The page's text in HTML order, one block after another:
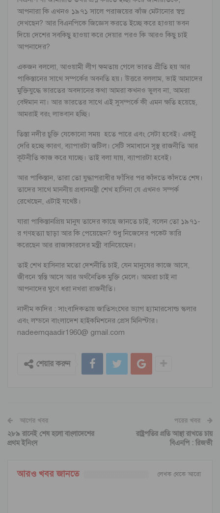
আপনারা কি এখনও ১৯৭১ সালে পরাজয়ের ঝাঁজ মেটানোর স্বপ্ন
দেখছেন? আর বিএনপিকে জিজ্ঞেস করতে ইচ্ছে করে হাওয়া ভবন
দিয়ে দেশের সবকিছু হাওয়া করে দেয়ার পরও কি আরও কিছু চাই
আপনাদের?
একজন বললো, আওয়ামী লীগ ক্ষমতায় গেলে ভারত প্রীতি হয় আর
পাকিস্তানের সাথে সম্পর্কের অবনতি হয়। উত্তরে বললাম, ভাই আমাদের
মুক্তিযুদ্ধে ভারতের অবদানের কথা আমরা কখনও ভুলব না, আমরা
বেঈমান না। আর ভারতের সাথে এই সুসম্পর্কে কী এমন ক্ষতি হয়েছে,
আমরাই বরং লাভবান হচ্ছি।
তিস্তা নদীর চুক্তি যেকোনো সময় হতে পারে এবং সেটা হবেই। একটু
দেরি হচ্ছে কারণ, ব্যাপারটা জটিল। সেটি সমাধানে সুস্থ রাজনীতি আর
কূটনীতি কাজ করে যাচ্ছে। তাই বলা যায়, ব্যাপারটা হবেই।
আর পাকিস্তান, তারা তো যুদ্ধাপরাধীর ফাঁসির পর কাঁদতে কাঁদতে শেষ।
তাদের সাথে মাননীয় প্রধানমন্ত্রী শেখ হাসিনা যে এখনও সম্পর্ক
রেখেছেন, এটাই যথেষ্ট।
যারা পাকিস্তানপ্রিয় মানুষ তাদের কাছে জানতে চাই, বলেন তো ১৯৭১-
র গণহত্যা ছাড়া আর কি পেয়েছেন? শুধু নিজেদের পকেট ভারি
করেছেন আর রাজাকারদের মন্ত্রী বানিয়েছেন।
তাই শেখ হাসিনার মতো দেশনীতি চাই, যেন মানুষের কাজে আসে,
জীবনে স্বস্তি আসে আর অর্থনৈতিক মুক্তি মেলে। আমরা চাই না
আপনাদের ঘুণে ধরা নখরা রাজনীতি।
নাদীম কাদির : সাংবাদিকতায় জাতিসংঘের ড্যাগ হ্যামারসোল্ড স্কলার
এবং লন্ডনে বাংলাদেশ হাইকমিশনের প্রেস মিনিস্টার।
nadeemqaadir1960@ gmail.com
শেয়ার করুন
আগের খবর
২৮৯ রানেই শেষ হলো বাংলাদেশের
প্রথম ইনিংস
পরের খবর
রাষ্ট্রপতির প্রতি আস্থা রাখতে চায়
বিএনপি : রিজভী
আরও খবর জানতে লেখক থেকে আরো